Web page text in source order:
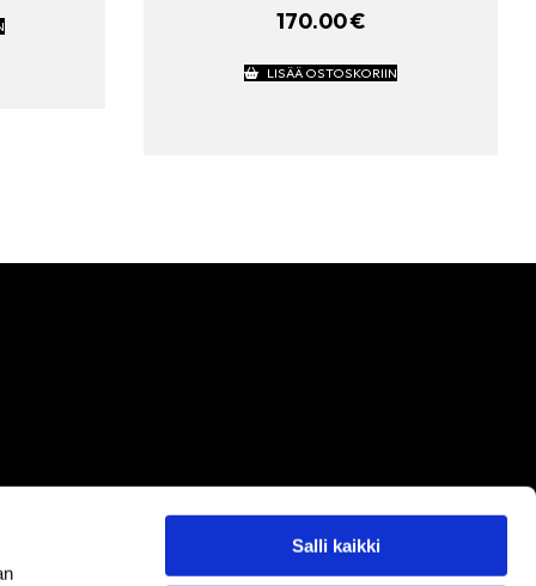
Salli kaikki
170.00€
LISÄÄ OSTOSKORIIN